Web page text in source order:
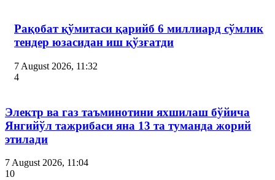
Рақобат қўмитаси қарийб 6 миллиард сўмлик
тендер юзасидан иш қўзғатди
7 August 2026, 11:32
4
Электр ва газ таъминотини яхшилаш бўйича
Янгийўл тажрибаси яна 13 та туманда жорий
этилади
7 August 2026, 11:04
10